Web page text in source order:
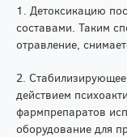
1. Детоксикацию
составами. Таким
отравление,
2.
действием
фармпрепаратов
оборудование для